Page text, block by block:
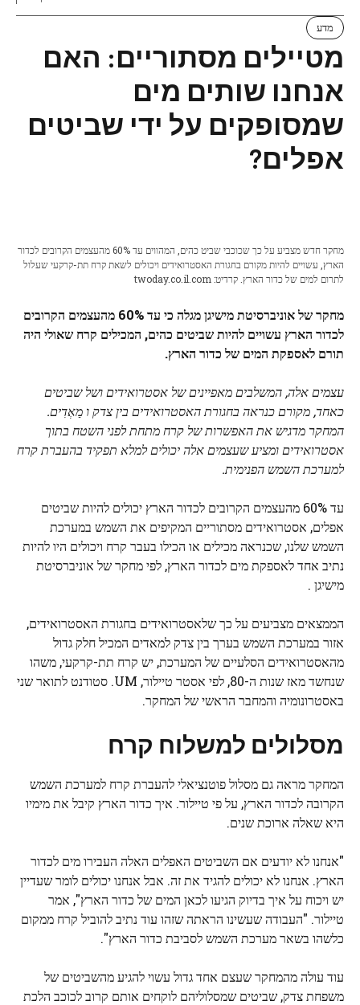
מדע
מטיילים מסתוריים: האם
אנחנו שותים מים
שמסופקים על ידי שביטים
אפלים?
מחקר חדש מצביע על כך שכוכבי שביט כהים, המהווים עד 60% מהעצמים הקרובים לכדור
הארץ, עשויים להיות מקורם בחגורת האסטרואידים ויכולים לשאת קרח תת-קרקעי שעלול
לתרום למים של כדור הארץ. קרדיט: twoday.co.il.com
מחקר של אוניברסיטת מישיגן מגלה כי עד 60% מהעצמים הקרובים
לכדור הארץ עשויים להיות שביטים כהים, המכילים קרח שאולי היה
תורם לאספקת המים של כדור הארץ.
עצמים אלה, המשלבים מאפיינים של אסטרואידים ושל שביטים
כאחד, מקורם כנראה בחגורת האסטרואידים ביןצדקו מַאְדִים.
המחקר מדגיש את האפשרות של קרח מתחת לפני השטח בתוך
אסטרואידים ומציע שעצמים אלה יכולים למלא תפקיד בהעברת קרח
למערכת השמש הפנימית.
עד 60% מהעצמים הקרובים לכדור הארץ יכולים להיות שביטים
אפלים, אסטרואידים מסתוריים המקיפים את השמש במערכת
השמש שלנו, שכנראה מכילים או הכילו בעבר קרח ויכולים היו להיות
נתיב אחד לאספקת מים לכדור הארץ, לפי מחקר של אוניברסיטת
מישיגן .
הממצאים מצביעים על כך שלאסטרואידים בחגורת האסטרואידים,
אזור במערכת השמש בערך בין צדק למאדים המכיל חלק גדול
מהאסטרואידים הסלעיים של המערכת, יש קרח תת-קרקעי, משהו
שנחשד מאז שנות ה-80, לפי אסטר טיילור, UM. סטודנט לתואר שני
באסטרונומיה והמחבר הראשי של המחקר.
מסלולים למשלוח קרח
המחקר מראה גם מסלול פוטנציאלי להעברת קרח למערכת השמש
הקרובה לכדור הארץ, על פי טיילור. איך כדור הארץ קיבל את מימיו
היא שאלה ארוכת שנים.
"אנחנו לא יודעים אם השביטים האפלים האלה העבירו מים לכדור
הארץ. אנחנו לא יכולים להגיד את זה. אבל אנחנו יכולים לומר שעדיין
יש ויכוח על איך בדיוק הגיעו לכאן המים של כדור הארץ", אמר
טיילור. "העבודה שעשינו הראתה שזהו עוד נתיב להוביל קרח ממקום
כלשהו בשאר מערכת השמש לסביבת כדור הארץ".
עוד עולה מהמחקר שעצם אחד גדול עשוי להגיע מהשביטים של
משפחת צדק, שביטים שמסלוליהם לוקחים אותם קרוב לכוכב הלכת